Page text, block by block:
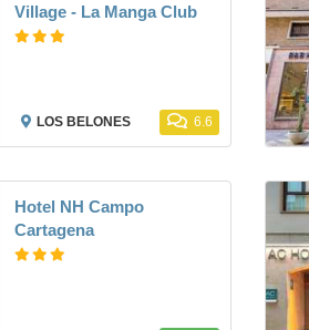
Village - La Manga Club
LOS BELONES 6.6
Hotel NH Campo
Cartagena